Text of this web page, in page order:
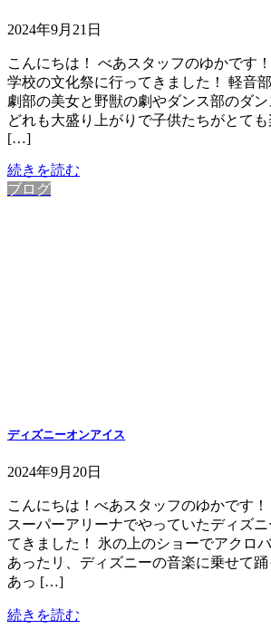
2024年9月21日
こんにちは！ べあスタッフのゆかです
学校の文化祭に行ってきました！ 軽音
劇部の美女と野獣の劇やダンス部のダン
どれも大盛り上がりで子供たちがとて
[…]
続きを読む
ブログ
ディズニーオンアイス
2024年9月20日
こんにちは！べあスタッフのゆかです
スーパーアリーナでやっていたディズ
てきました！ 氷の上のショーでアクロ
あったリ、ディズニーの音楽に乗せて
あっ […]
続きを読む